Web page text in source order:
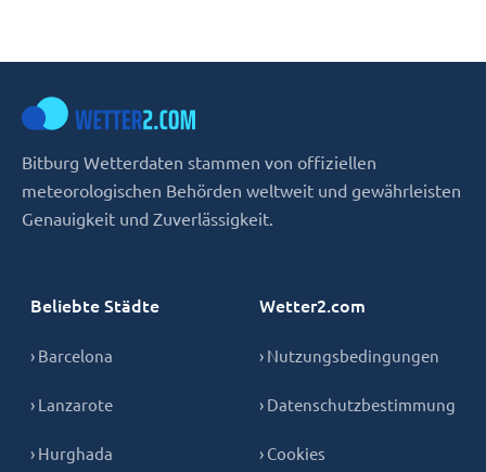
Bitburg Wetterdaten stammen von offiziellen
meteorologischen Behörden weltweit und gewährleisten
Genauigkeit und Zuverlässigkeit.
Beliebte Städte
› Barcelona
› Lanzarote
› Hurghada
Wetter2.com
› Nutzungsbedingungen
› Datenschutzbestimmung
› Cookies